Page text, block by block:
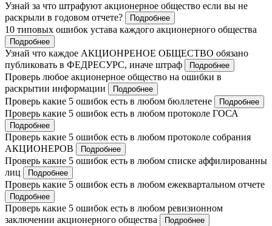
Узнай за что штрафуют акционерное общество если вы не
раскрыли в годовом отчете?
Подробнее
10 типовых ошибок устава каждого акционерного общества
Подробнее
Узнай что каждое АКЦИОНРЕНОЕ ОБЩЕСТВО обязано
публиковать в ФЕДРЕСУРС, иначе штраф
Подробнее
Проверь любое акционерное общество на ошибки в
раскрытии информации
Подробнее
Проверь какие 5 ошибок есть в любом бюллетене Подробнее
Проверь какие 5 ошибок есть в любом протоколе ГОСА
Подробнее
Проверь какие 5 ошибок есть в любом протоколе собрания
АКЦИОНЕРОВ
Подробнее
Проверь какие 5 ошибок есть в любом списке аффилированны
лиц
Подробнее
Проверь какие 5 ошибок есть в любом ежеквартальном отчете
Подробнее
Проверь какие 5 ошибок есть в любом ревизионном
заключении акционерного общества
Подробнее